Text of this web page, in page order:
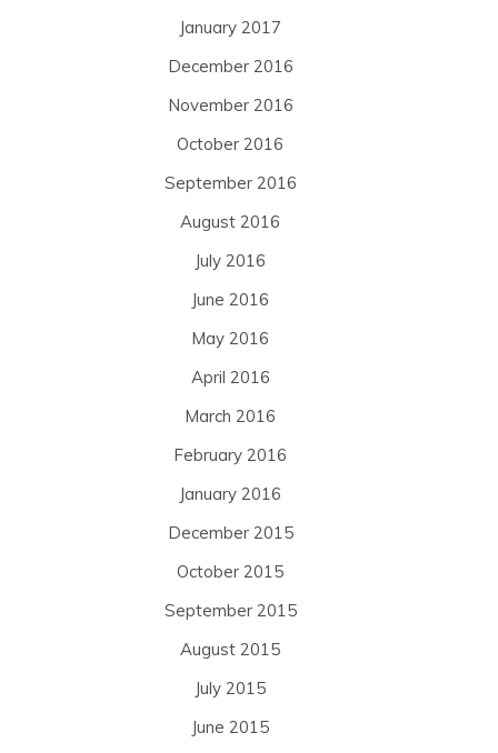
January 2017
December 2016
November 2016
October 2016
September 2016
August 2016
July 2016
June 2016
May 2016
April 2016
March 2016
February 2016
January 2016
December 2015
October 2015
September 2015
August 2015
July 2015
June 2015